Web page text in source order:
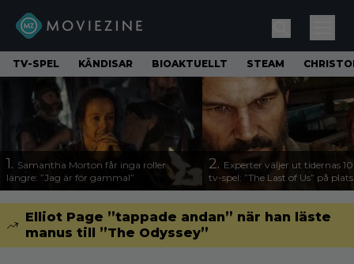
TV-SPEL KÄNDISAR BIOAKTUELLT STEAM
1. Samantha Morton får inga roller
längre: ”Jag är för gammal”
2. Experter väljer ut tidernas
tv-spel: ”The Last of Us” på
Elliot Page ”tappade andan” när han läste
manus till ”The Odyssey”